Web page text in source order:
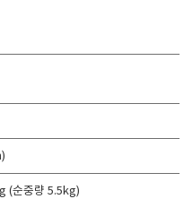
(순중량 5.5kg)